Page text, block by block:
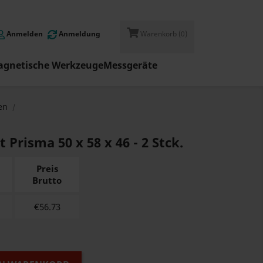
Anmelden Anmeldung Warenkorb (0)
WerkzeugeMessgeräte
50 x 58 x 46 - 2 Stck.
Preis
Brutto
€56.73